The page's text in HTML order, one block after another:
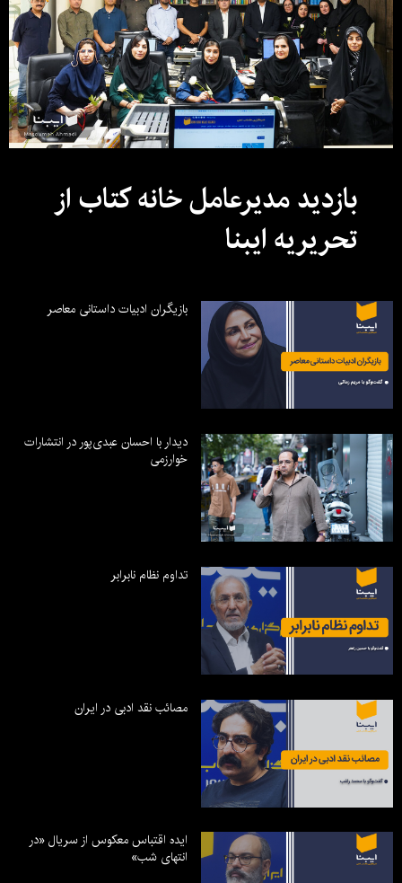
بازدید مدیرعامل خانه کتاب از
تحریریه ایبنا
بازیگران ادبیات داستانی معاصر
دیدار با احسان عبدی‌پور در انتشارات
خوارزمی
تداوم نظام نابرابر
مصائب نقد ادبی در ایران
ایده اقتباس معکوس از سریال «در
انتهای شب»